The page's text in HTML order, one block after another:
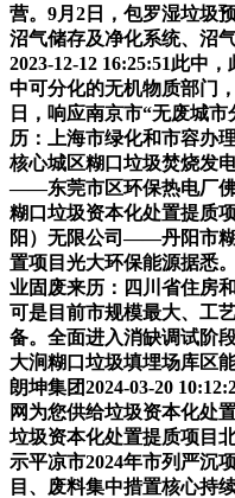
营。9月2日，包罗湿垃圾
沼气储存及净化系统、沼
2023-12-12 16:25:51此中
中可分化的无机物质部门
日，响应南京市“无废城
历：上海市绿化和市容办
核心城区糊口垃圾焚烧发
——东莞市区环保热电厂
糊口垃圾资本化处置提质
阳）无限公司——丹阳市
置项目光大环保能源据悉
业固废来历：四川省住房
可是目前市规模最大、工
备。全面进入消缺调试阶
大涧糊口垃圾填埋场库区
朗坤集团2024-03-20
网为您供给垃圾资本化处
垃圾资本化处置提质项目
示平凉市2024年市列严沉
目、废料集中措置核心持